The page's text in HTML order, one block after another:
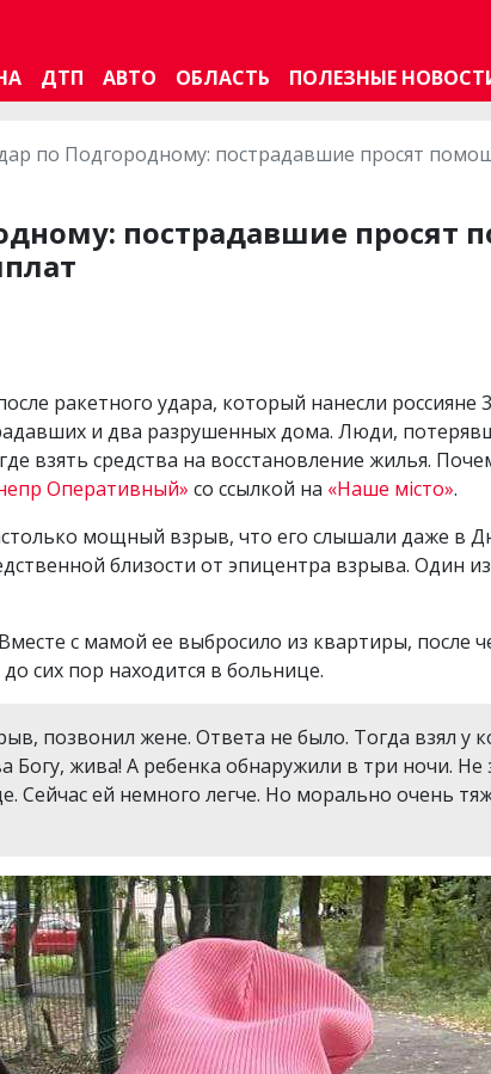
ДТП АВТО ОБЛАСТЬ ПОЛЕЗНЫЕ
по Подгородному: пострадавшие просят
пострадавшие просят
ракетного удара, который нанесли россияне
и два разрушенных дома. Люди,
взять средства на восстановление жилья.
Оперативный» со ссылкой на «Наше місто».
мощный взрыв, что его слышали даже в
близости от эпицентра взрыва. Один
с мамой ее выбросило из квартиры, после
сих пор находится в больнице.
позвонил жене. Ответа не было. Тогда взял у
Богу, жива! А ребенка обнаружили в три ночи.
Сейчас ей немного легче. Но морально очень